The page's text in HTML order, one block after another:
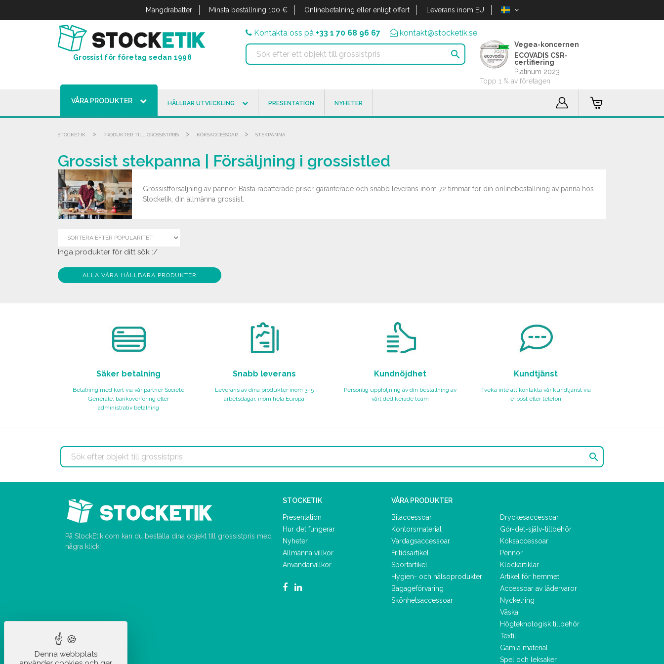
Mängdrabatter Minsta beställning 100 € Onlinebetalning eller enligt offert Leverans inom EU
Grossist för företag sedan 1998
Kontakta oss på +33 1 70 68 96 67 kontakt@stocketik.se

Vegea-koncernen
ECOVADIS CSR-
certifiering
Platinum 2023
Topp 1 % av företagen
VÅRA PRODUKTER HÅLLBAR UTVECKLING PRESENTATION NYHETER
STOCKETIK > PRODUKTER TILL GROSSISTPRIS > KÖKSACCESSOAR > STEKPANNA
Grossist stekpanna | Försäljning i grossistled
Grossistförsäljning av pannor. Bästa rabatterade priser garanterade och snabb leverans inom 72 timmar för din onlinebeställning av panna hos
Stocketik, din allmänna grossist.
Inga produkter för ditt sök :/
ALLA VÅRA HÅLLBARA PRODUKTER
Säker betalning
Betalning med kort via vår partner Société
Générale, banköverföring eller
administrativ betalning
Snabb leverans
Leverans av dina produkter inom 3–5
arbetsdagar, inom hela Europa
Kundnöjdhet
Personlig uppföljning av din beställning av
vårt dedikerade team
Kundtjänst
Tveka inte att kontakta vår kundtjänst via
e-post eller telefon

På StockEtik.com kan du beställa dina objekt till grossistpris med
några klick!
STOCKETIK
Presentation
Hur det fungerar
Nyheter
Allmänna villkor
Användarvillkor
VÅRA PRODUKTER
Bilaccessoar
Kontorsmaterial
Vardagsaccessoar
Fritidsartikel
Sportartikel
Hygien- och hälsoprodukter
Bagageförvaring
Skönhetsaccessoar
Dryckesaccessoar
Gör-det-själv-tillbehör
Köksaccessoar
Pennor
Klockartiklar
Artikel för hemmet
Accessoar av lädervaror
Nyckelring
Väska
Högteknologisk tillbehör
Textil
Gamla material
Spel och leksaker
Denna webbplats